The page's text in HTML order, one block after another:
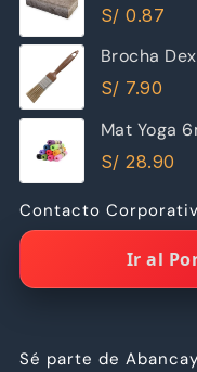
S/ 0.87
Brocha
S/ 7.90
Mat Yoga
Calidad
S/ 28.90
Contacto
Ir al
Sé parte de